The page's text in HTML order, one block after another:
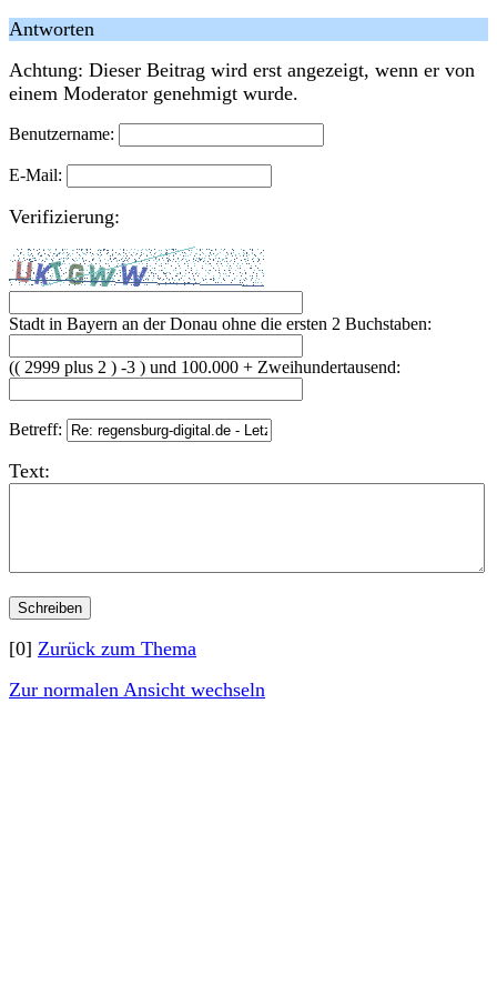
Antworten
Achtung: Dieser Beitrag wird erst angezeigt, wenn er von
einem Moderator genehmigt wurde.
Benutzername:
E-Mail:
Verifizierung:
Stadt in Bayern an der Donau ohne die ersten 2 Buchstaben:
(( 2999 plus 2 ) -3 ) und 100.000 + Zweihundertausend:
Betreff:
Text:
[0] Zurück zum Thema
Zur normalen Ansicht wechseln